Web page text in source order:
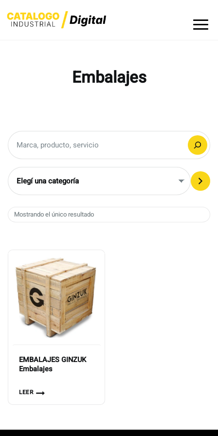
to
Embalajes
Mostrando el único resultado
EMBALAJES GINZUK
Embalajes
LEER
Elegí
una
categoría